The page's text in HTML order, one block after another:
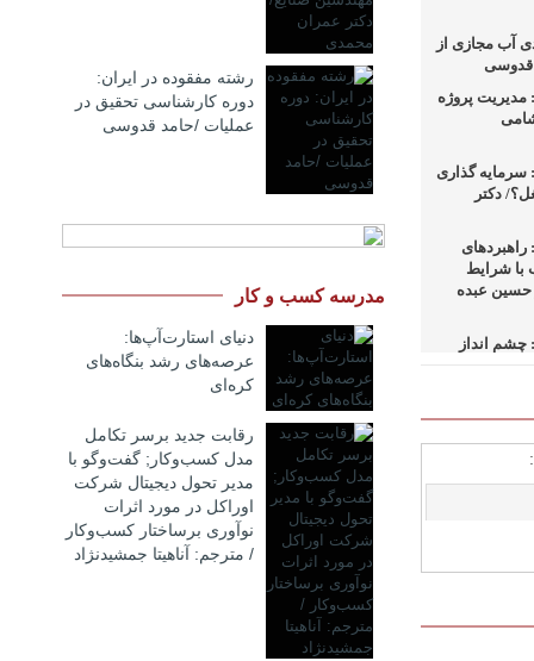
آب مجازی از
قدوسی
پروژه
گذاری
دکتر
با شرایط
حسین عبده
انداز
بالادستی
در
در فرایند
فایل
رشته مفقوده در ایران:
دوره کارشناسی تحقیق در
عملیات /حامد قدوسی
مدرسه کسب و کار
دنیای استارت‌آپ‌ها:
عرصه‌های رشد بنگاه‌های
کره‌ای‌
رقابت جدید برسر تکامل
مدل کسب‌و‌کار; گفت‌وگو با
مدیر تحول دیجیتال شرکت
اوراکل در مورد اثرات
نوآوری برساختار کسب‌وکار
/ مترجم: آناهیتا جمشیدنژاد